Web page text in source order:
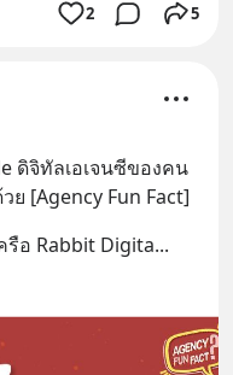
2 5
ดิจิทัลเอเจนซีของคน
[Agency Fun Fact]
รือ Rabbit Digita